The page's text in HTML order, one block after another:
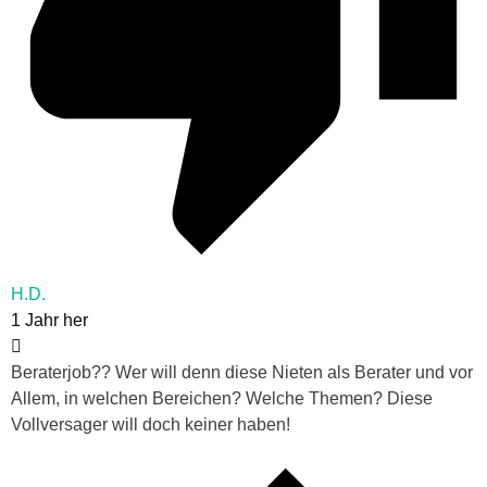
H.D.
1 Jahr her
Beraterjob?? Wer will denn diese Nieten als Berater und vor
Allem, in welchen Bereichen? Welche Themen? Diese
Vollversager will doch keiner haben!